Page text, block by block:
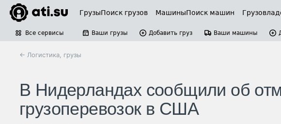
ГрузыПоиск грузов МашиныПоиск машин
Все сервисы Ваши грузы Добавить груз Ваши машины
← Логистика, грузы
В Нидерландах сообщили об
грузоперевозок в США